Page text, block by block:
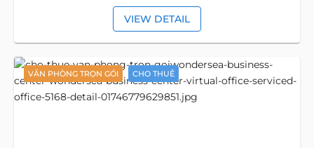
VIEW DETAIL
VĂN PHÒNG TRỌN GÓI CHO THUÊ